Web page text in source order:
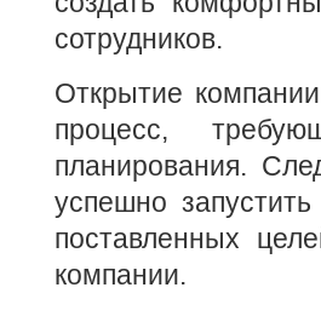
сотрудников.
Открытие
процесс,
планирования.
успешно
поставленных
компании.